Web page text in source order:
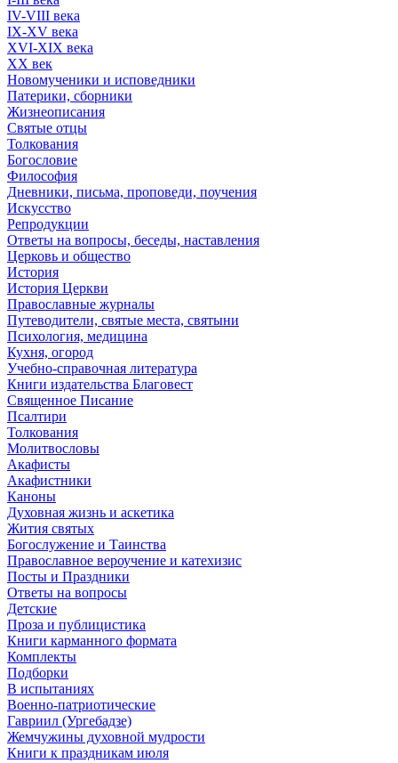
IV-VIII века
IX-XV века
XVI-XIX века
XX век
Новомученики и исповедники
Патерики, сборники
Жизнеописания
Святые отцы
Толкования
Богословие
Философия
Дневники, письма, проповеди, поучения
Искусство
Репродукции
Ответы на вопросы, беседы, наставления
Церковь и общество
История
История Церкви
Православные журналы
Путеводители, святые места, святыни
Психология, медицина
Кухня, огород
Учебно-справочная литература
Книги издательства Благовест
Священное Писание
Псалтири
Толкования
Молитвословы
Акафисты
Акафистники
Каноны
Духовная жизнь и аскетика
Жития святых
Богослужение и Таинства
Православное вероучение и катехизис
Посты и Праздники
Ответы на вопросы
Детские
Проза и публицистика
Книги карманного формата
Комплекты
Подборки
В испытаниях
Военно-патриотические
Гавриил (Ургебадзе)
Жемчужины духовной мудрости
Книги к праздникам июля